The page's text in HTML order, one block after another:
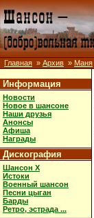
Главная » Архив » Маня
Информация
Новости
Новое в шансоне
Наши друзья
Анонсы
Афиша
Награды
Дискография
Шансон X
Истоки
Военный шансон
Песни цыган
Барды
Ретро, эстрада ...